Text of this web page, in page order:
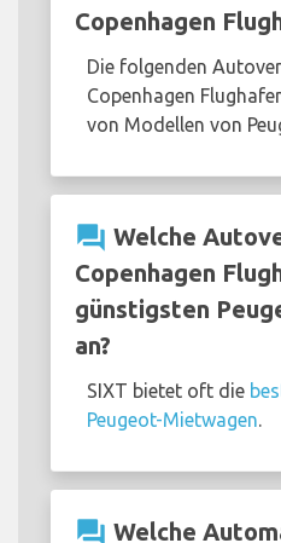
Copenhagen
Die folgenden
Copenhagen
von Modellen von
question_answer Welche
Copenhagen
günstigsten
an?
SIXT bietet oft die
Peugeot-Mietwagen
question_answer Welche